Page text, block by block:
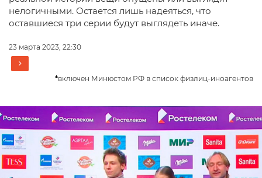
нелогичными. Остается лишь надеяться, что
оставшиеся три серии будут выглядеть иначе.
23 марта 2023, 22:30
*включен Минюстом РФ в список физлиц-иноагентов